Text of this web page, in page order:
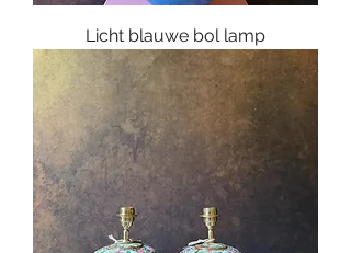
Licht blauwe bol lamp